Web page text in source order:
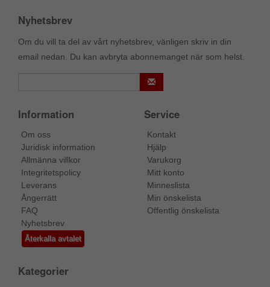
Nyhetsbrev
Om du vill ta del av vårt nyhetsbrev, vänligen skriv in din
email nedan. Du kan avbryta abonnemanget när som helst.
Information
Om oss
Juridisk information
Allmänna villkor
Integritetspolicy
Leverans
Ångerrätt
FAQ
Nyhetsbrev
Återkalla avtalet
Service
Kontakt
Hjälp
Varukorg
Mitt konto
Minneslista
Min önskelista
Offentlig önskelista
Kategorier